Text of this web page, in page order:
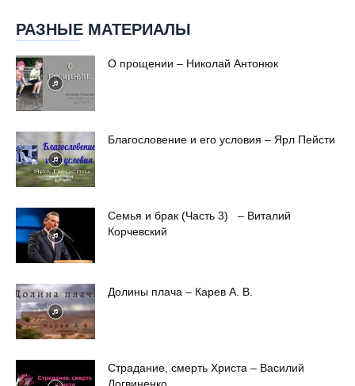
РАЗНЫЕ МАТЕРИАЛЫ
О прощении – Николай Антонюк
Благословение и его условия – Ярл Пейсти
Семья и брак (Часть 3) – Виталий
Корчевский
Долины плача – Карев А. В.
Страдание, смерть Христа – Василий
Логвиненко